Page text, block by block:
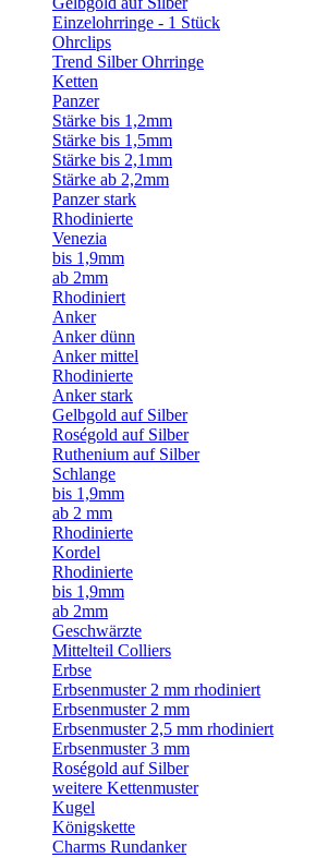
Einzelohrringe - 1 Stück
Ohrclips
Trend Silber Ohrringe
Ketten
Panzer
Stärke bis 1,2mm
Stärke bis 1,5mm
Stärke bis 2,1mm
Stärke ab 2,2mm
Panzer stark
Rhodinierte
Venezia
bis 1,9mm
ab 2mm
Rhodiniert
Anker
Anker dünn
Anker mittel
Rhodinierte
Anker stark
Gelbgold auf Silber
Roségold auf Silber
Ruthenium auf Silber
Schlange
bis 1,9mm
ab 2 mm
Rhodinierte
Kordel
Rhodinierte
bis 1,9mm
ab 2mm
Geschwärzte
Mittelteil Colliers
Erbse
Erbsenmuster 2 mm rhodiniert
Erbsenmuster 2 mm
Erbsenmuster 2,5 mm rhodiniert
Erbsenmuster 3 mm
Roségold auf Silber
weitere Kettenmuster
Kugel
Königskette
Charms Rundanker